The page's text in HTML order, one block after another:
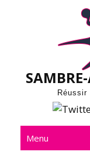
Menu